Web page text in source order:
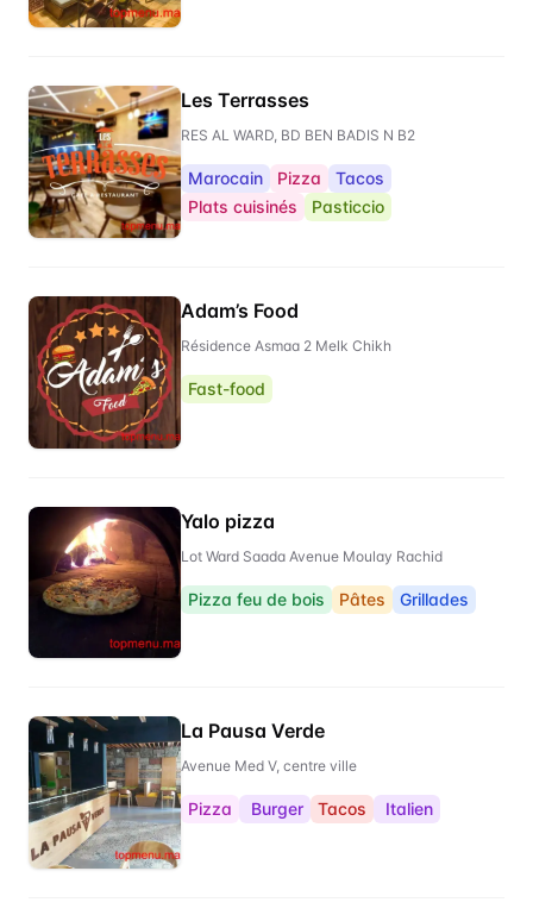
Les Terrasses
RES AL WARD, BD BEN BADIS N B2
Marocain Pizza
Tacos
Plats cuisinés
Pasticcio
Adam’s Food
Résidence Asmaa 2 Melk Chikh
Fast-food
Yalo pizza
Lot Ward Saada Avenue Moulay Rachid
Pizza feu de bois Pâtes Grillades
La Pausa Verde
Avenue Med V, centre ville
Pizza Burger Tacos Italien